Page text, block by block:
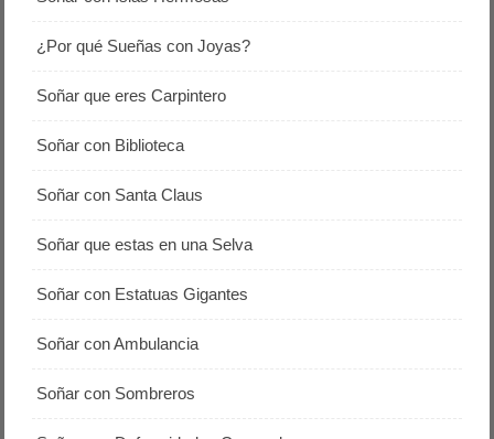
¿Por qué Sueñas con Joyas?
Soñar que eres Carpintero
Soñar con Biblioteca
Soñar con Santa Claus
Soñar que estas en una Selva
Soñar con Estatuas Gigantes
Soñar con Ambulancia
Soñar con Sombreros